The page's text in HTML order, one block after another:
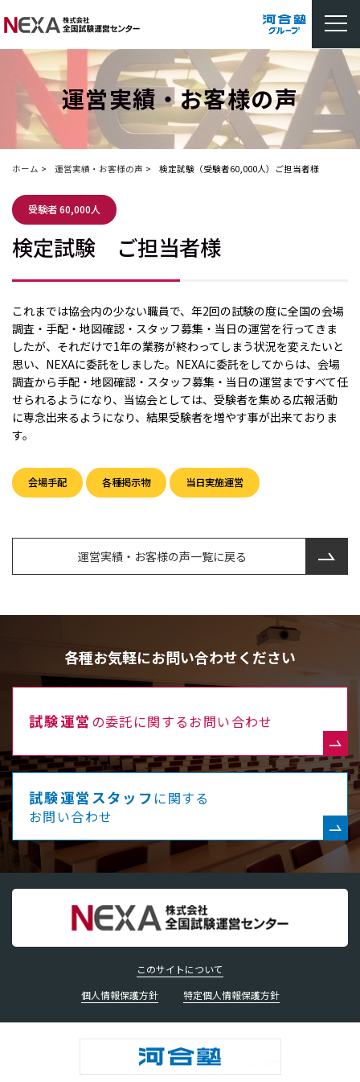
運営実績・お客様の声
ホーム 運営実績・お客様の声 検定試験（受験者60,000人）ご担当者様
受験者60,000人
検定試験 ご担当者様
これまでは協会内の少ない職員で、年2回の試験の度に全国の会場
調査・手配・地図確認・スタッフ募集・当日の運営を行ってきま
したが、それだけで1年の業務が終わってしまう状況を変えたいと
思い、NEXAに委託をしました。NEXAに委託をしてからは、会場
調査から手配・地図確認・スタッフ募集・当日の運営まですべて任
せられるようになり、当協会としては、受験者を集める広報活動
に専念出来るようになり、結果受験者を増やす事が出来ておりま
す。
会場手配 各種掲示物 当日実施運営
運営実績・お客様の声一覧に戻る
各種お気軽にお問い合わせください
試験運営 の委託に関するお問い合わせ
試験運営スタッフ に関する
お問い合わせ
このサイトについて
個人情報保護方針
特定個人情報保護方針